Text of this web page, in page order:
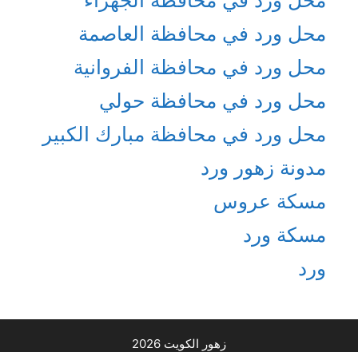
محل ورد في محافظة العاصمة
محل ورد في محافظة الفروانية
محل ورد في محافظة حولي
محل ورد في محافظة مبارك الكبير
مدونة زهور ورد
مسكة عروس
مسكة ورد
ورد
زهور الكويت 2026